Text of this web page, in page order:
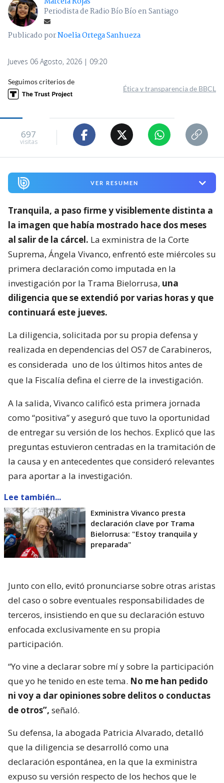
Periodista de Radio Bío Bío en Santiago
Publicado porNoelia Ortega Sanhueza
Jueves 06 Agosto, 2026 | 09:20
Seguimos criterios de
Ética y transparencia de BBCL
697
visitas
VER RESUMEN
Tranquila, a paso firme y visiblemente distinta a
la imagen que había mostrado hace dos meses
al salir de la cárcel. La exministra de la Corte
Suprema, Ángela Vivanco, enfrentó este miércoles su
primera declaración como imputada en la
investigación por la Trama Bielorrusa, una
diligencia que se extendió por varias horas y que
continuará este jueves.
La diligencia, solicitada por su propia defensa y
realizada en dependencias del OS7 de Carabineros,
es considerada uno de los últimos hitos antes de
que la Fiscalía defina el cierre de la investigación.
A la salida, Vivanco calificó esta primera jornada
como “positiva” y aseguró que tuvo la oportunidad
de entregar su versión de los hechos. Explicó que las
preguntas estuvieron centradas en la tramitación de
la causa y en antecedentes que consideró relevantes
para aportar a la investigación.
Lee también...
Exministra Vivanco presta
declaración clave por Trama
Bielorrusa: "Estoy tranquila y
preparada"
Junto con ello, evitó pronunciarse sobre otras aristas
del caso o sobre eventuales responsabilidades de
terceros, insistiendo en que su declaración estuvo
enfocada exclusivamente en su propia
participación.
“Yo vine a declarar sobre mí y sobre la participación
que yo he tenido en este tema. No me han pedido
ni voy a dar opiniones sobre delitos o conductas
de otros”, señaló.
Su defensa, la abogada Patricia Alvarado, detalló
que la diligencia se desarrolló como una
declaración espontánea, en la que la exministra
expuso su versión respecto de los hechos que le